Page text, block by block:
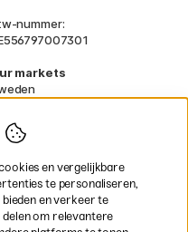
nummer:
markets
en vergelijkbare
te personaliseren,
en verkeer te
om relevantere